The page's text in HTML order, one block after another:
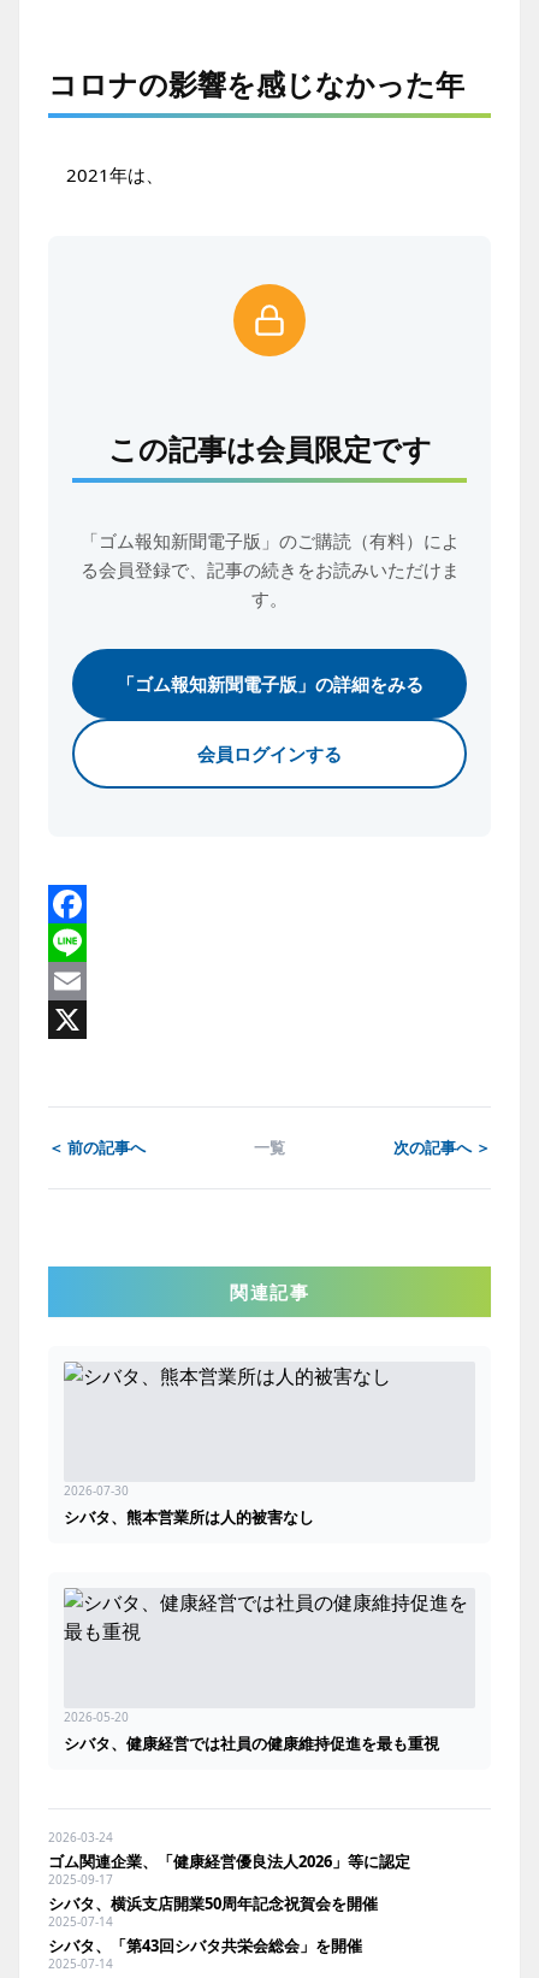
コロナの影響を感じなかった年
2021年は、
この記事は会員限定です
「ゴム報知新聞電子版」のご購読（有料）によ
る会員登録で、 記事の続きをお読みいただけま
す。
「ゴム報知新聞電子版」の詳細をみる
会員ログインする
Facebook
Line
Email
＜ 前の記事へ 一覧 次の記事へ ＞
関連記事
2026-07-30
シバタ、熊本営業所は人的被害なし
2026-05-20
シバタ、健康経営では社員の健康維持促進を最も重視
2026-03-24
ゴム関連企業、「健康経営優良法人2026」等に認定
2025-09-17
シバタ、横浜支店開業50周年記念祝賀会を開催
2025-07-14
シバタ、「第43回シバタ共栄会総会」を開催
2025-07-14